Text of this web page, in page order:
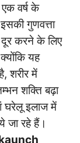
वर्ष के
गुणवत्ता
दूर करने के लिए
यह
शरीर में
शक्ति बढ़ा
घरेलू इलाज में
जा रहे हैं।